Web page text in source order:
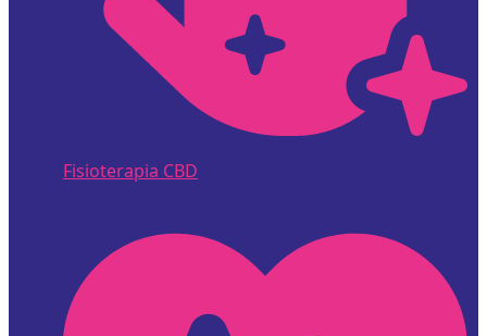
Fisioterapia CBD